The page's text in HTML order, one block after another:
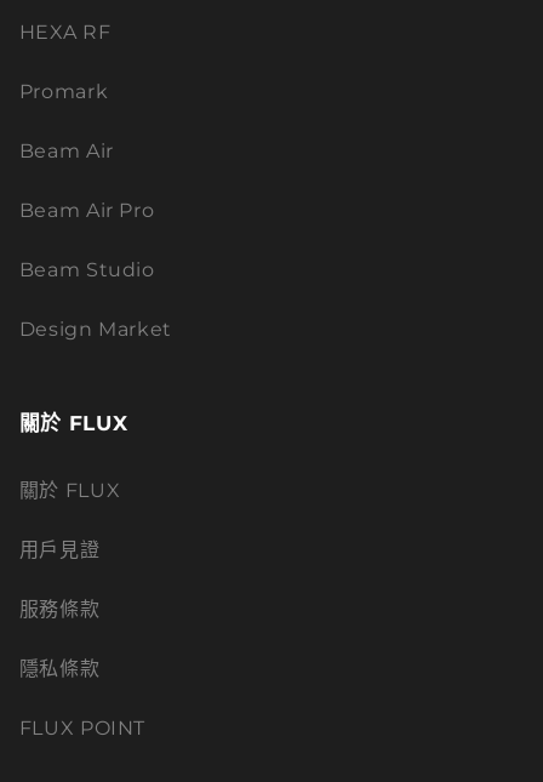
HEXA RF
Promark
Beam Air
Beam Air Pro
Beam Studio
Design Market
關於 FLUX
關於 FLUX
用戶見證
服務條款
隱私條款
FLUX POINT